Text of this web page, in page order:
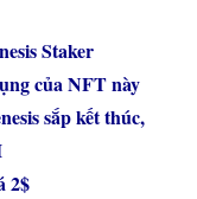
Staker
của NFT này
sắp kết thúc,
2$